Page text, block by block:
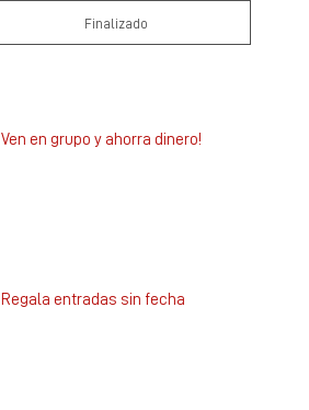
Finalizado
Ven en grupo y ahorra dinero!
Regala entradas sin fecha